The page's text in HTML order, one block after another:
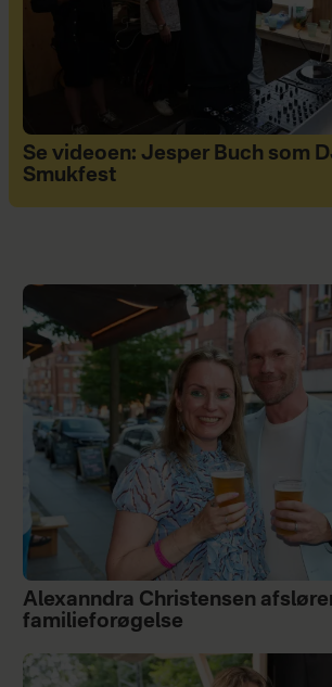
Se videoen: Jesper Buch som
Smukfest
Alexanndra Christensen
familieforøgelse